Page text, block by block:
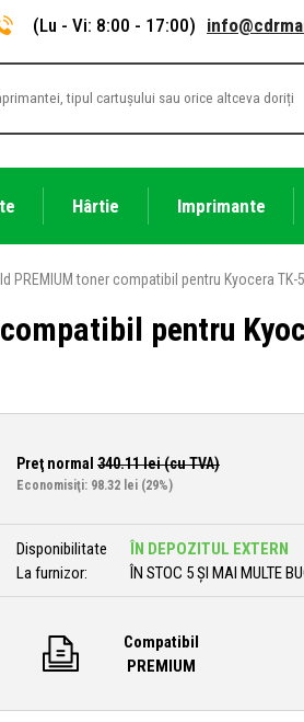
(Lu - Vi: 8:00 - 17:00)
Hârtie Imprimante
PREMIUM toner compatibil pentru Kyocera TK-
pentru
Preţ normal 340.11lei (cu TVA)
Economisiţi: 98.32 lei (29%)
Disponibilitate
ÎN DEPOZITUL EXTERN
La furnizor:
ÎN STOC 5 ȘI MAI MULTE
Compatibil
PREMIUM